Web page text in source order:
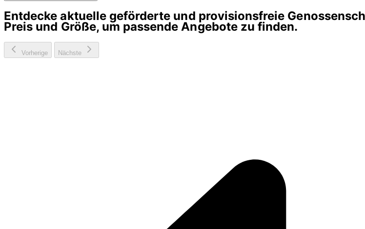
Entdecke aktuelle geförderte und provisionsfreie
Preis und Größe, um passende Angebote zu finden.
Vorherige Nächste